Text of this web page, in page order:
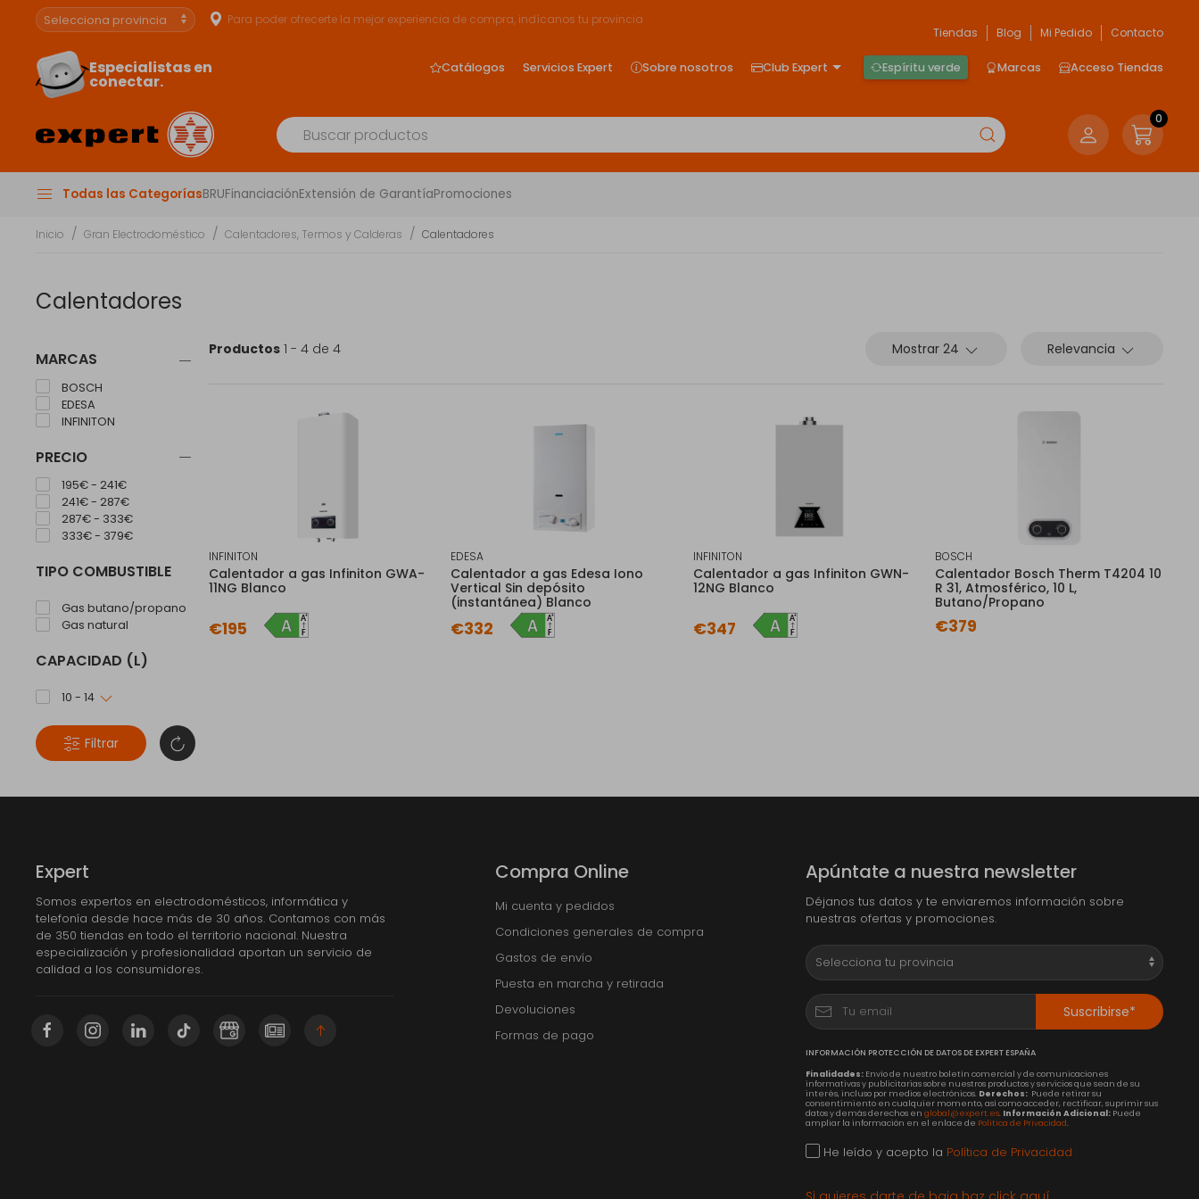
Para poder ofrecerte la mejor experiencia de compra, indícanos tu provincia
Tiendas
Blog Mi Pedido Contacto
Especialistas en
conectar.
Catálogos Servicios Expert Sobre nosotros Club Expert Espíritu verde Marcas Acceso Tiendas
0
Todas las CategoríasBRUFinanciaciónExtensión de GarantíaPromociones
Inicio Gran Electrodoméstico Calentadores, Termos y Calderas Calentadores
Calentadores
MARCAS
BOSCH
EDESA
INFINITON
PRECIO
195€ - 241€
241€ - 287€
287€ - 333€
333€ - 379€
TIPO COMBUSTIBLE
Gas butano/propano
Gas natural
CAPACIDAD (L)
10 - 14
Filtrar
Productos 1 - 4 de 4 Mostrar 24 Relevancia
INFINITON
Calentador a gas Infiniton GWA-
11NG Blanco
€195
EDESA
Calentador a gas Edesa Iono
Vertical Sin depósito
(instantánea) Blanco
€332
INFINITON
Calentador a gas Infiniton GWN-
12NG Blanco
€347
BOSCH
Calentador Bosch Therm T4204 10
R 31, Atmosférico, 10 L,
Butano/Propano
€379
Expert
Somos expertos en electrodomésticos, informática y
telefonía desde hace más de 30 años. Contamos con más
de 350 tiendas en todo el territorio nacional. Nuestra
especialización y profesionalidad aportan un servicio de
calidad a los consumidores.
Compra Online
Mi cuenta y pedidos
Condiciones generales de compra
Gastos de envío
Puesta en marcha y retirada
Devoluciones
Formas de pago
Apúntate a nuestra newsletter
Déjanos tus datos y te enviaremos información sobre
nuestras ofertas y promociones.
Suscribirse*
INFORMACIÓN PROTECCIÓN DE DATOS DE EXPERT ESPAÑA
Finalidades:Envío de nuestro boletín comercial y de comunicaciones
informativas y publicitarias sobre nuestros productos y servicios que sean de su
interés, incluso por medios electrónicos. Derechos:Puede retirar su
consentimiento en cualquier momento, así como acceder, rectificar, suprimir sus
datos y demás derechos en global@expert.es. Información Adicional:Puede
ampliar la información en el enlace de Política de Privacidad.
He leído y acepto la Política de Privacidad